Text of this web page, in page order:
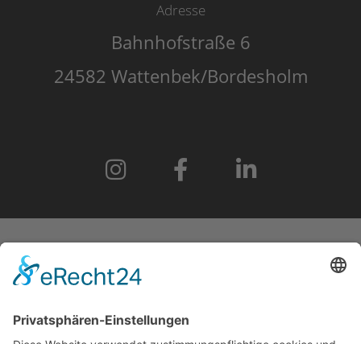
Adresse
Bahnhofstraße 6
24582 Wattenbek/Bordesholm